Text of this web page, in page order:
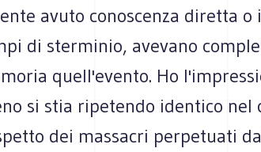
avuto conoscenza diretta o
di sterminio, avevano
quell'evento. Ho
si stia ripetendo identico nel
dei massacri perpetuati